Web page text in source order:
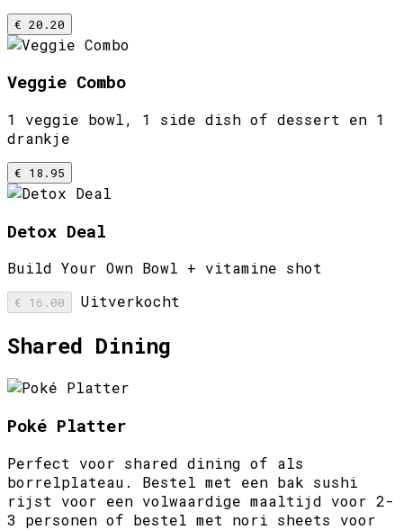
€ 20.20
Veggie Combo
1 veggie bowl, 1 side dish of dessert en 1
drankje
€ 18.95
Detox Deal
Build Your Own Bowl + vitamine shot
€ 16.00 Uitverkocht
Shared Dining
Poké Platter
Perfect voor shared dining of als
borrelplateau. Bestel met een bak sushi
rijst voor een volwaardige maaltijd voor 2-
3 personen of bestel met nori sheets voor